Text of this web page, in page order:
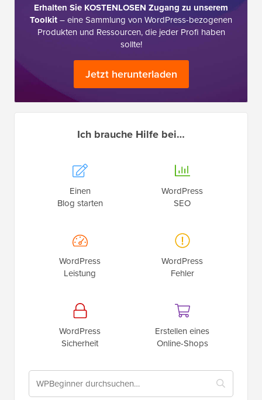
Erhalten Sie KOSTENLOSEN Zugang zu unserem
Toolkit– eine Sammlung von WordPress-bezogenen
Produkten und Ressourcen, die jeder Profi haben
sollte!
Jetzt herunterladen
Ich brauche Hilfe bei…
Einen
Blog starten
WordPress
SEO
WordPress
Leistung
WordPress
Fehler
WordPress
Sicherheit
Erstellen eines
Online-Shops